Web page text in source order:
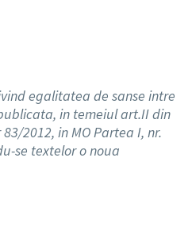
egalitatea de sanse intre
in temeiul art.II din
2012, in MO Partea I, nr.
se textelor o noua